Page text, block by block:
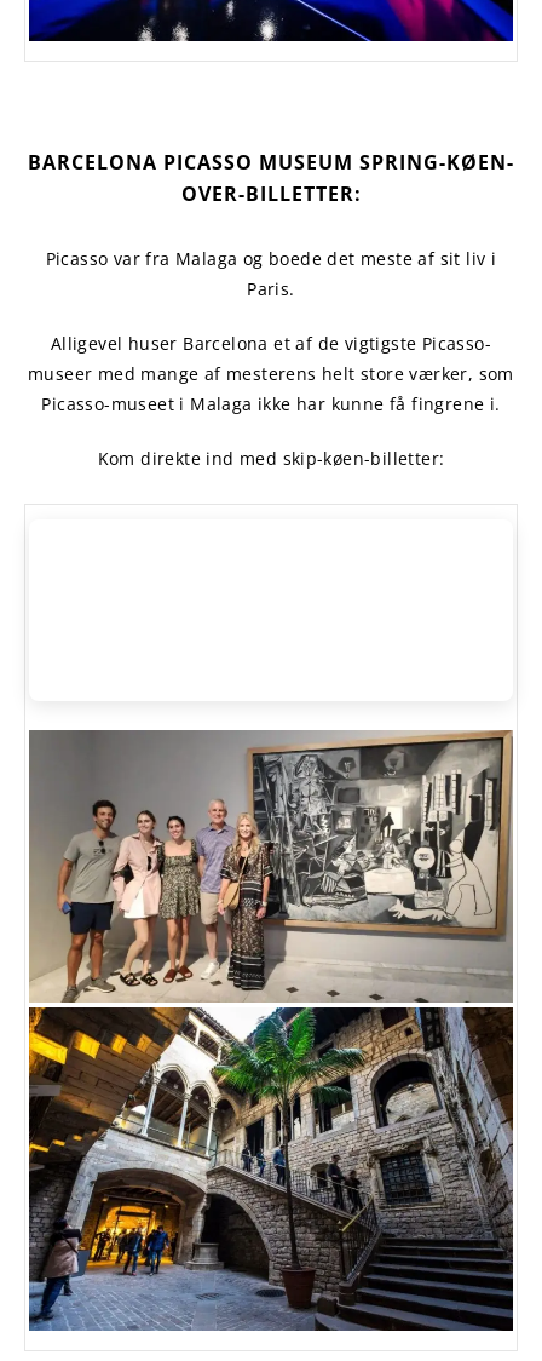
BARCELONA PICASSO MUSEUM SPRING-KØEN-
OVER-BILLETTER:
Picasso var fra Malaga og boede det meste af sit liv i
Paris.
Alligevel huser Barcelona et af de vigtigste Picasso-
museer med mange af mesterens helt store værker, som
Picasso-museet i Malaga ikke har kunne få fingrene i.
Kom direkte ind med skip-køen-billetter: